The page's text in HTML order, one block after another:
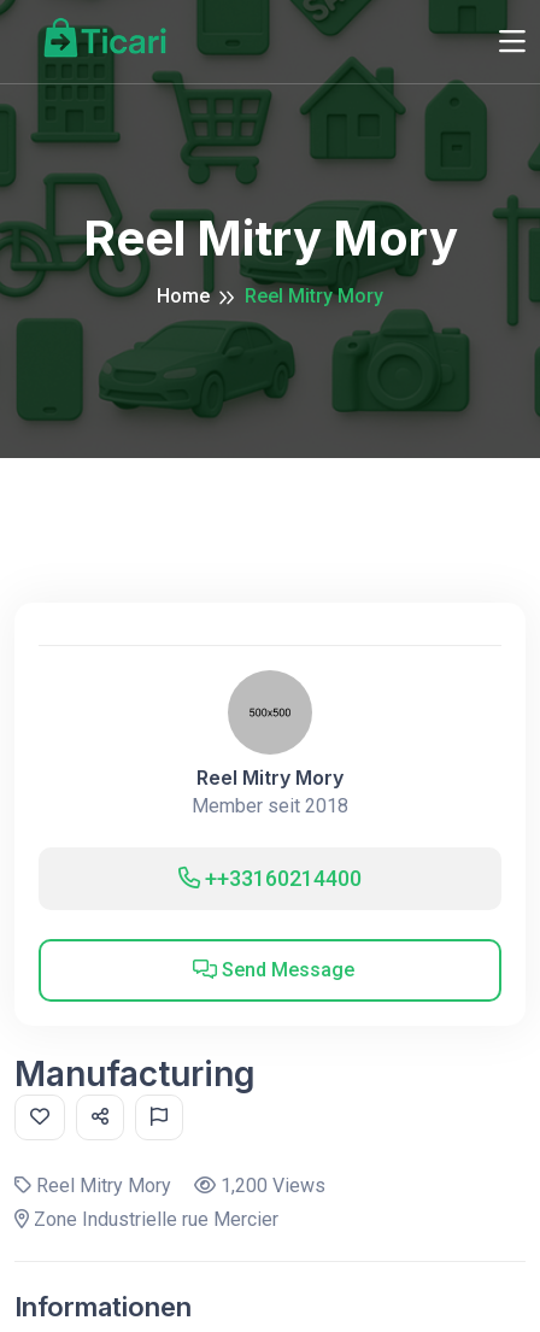
Reel Mitry Mory
Home Reel Mitry Mory
Reel Mitry Mory
Member seit 2018
++33160214400
Send Message
Manufacturing
Reel Mitry Mory
1,200 Views
Zone Industrielle rue Mercier
Informationen